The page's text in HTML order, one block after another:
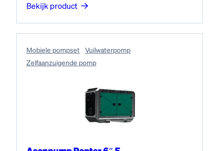
Bekijk product
Mobiele pompset
Vuilwaterpomp
Zelfaanzuigende pomp